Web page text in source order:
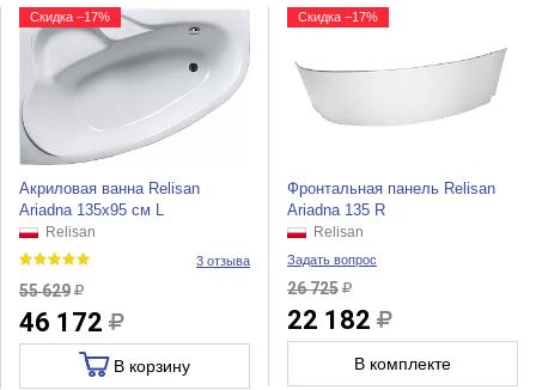
Скидка −17%
Акриловая ванна Relisan
Ariadna 135x95 см L
Relisan
3 отзыва
55 629
46 172
В корзину
Скидка −17%
Фронтальная панель Relisan
Ariadna 135 R
Relisan
Задать вопрос
26 725
22 182
В комплекте